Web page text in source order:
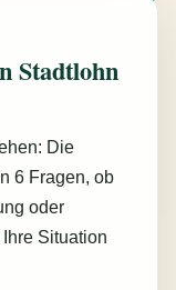
Stadtlohn
Die
6 Fragen, ob
oder
Situation